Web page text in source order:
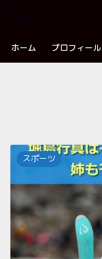
ホーム プロフィール
スポーツ